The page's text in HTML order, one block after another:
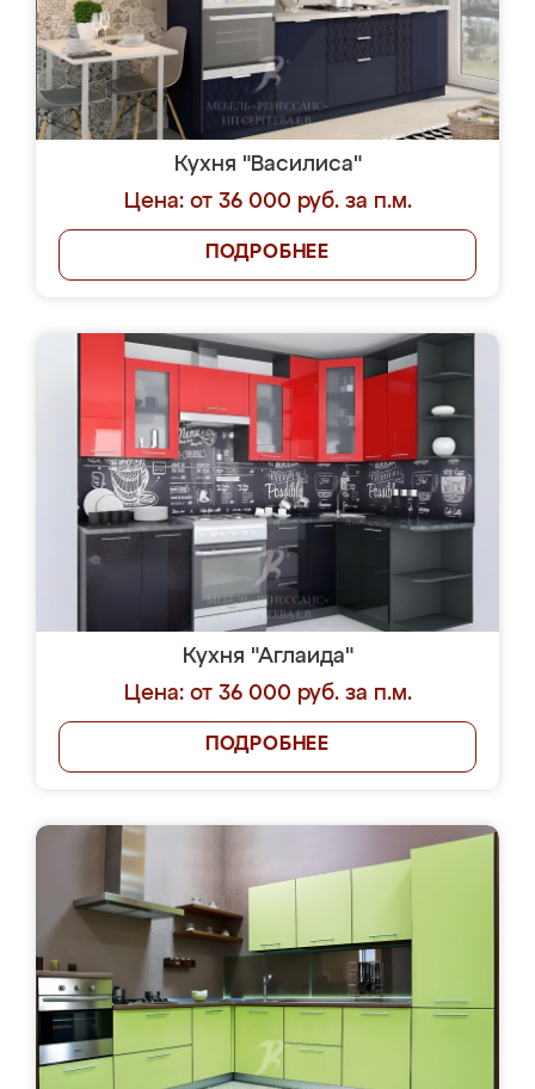
Кухня "Василиса"
Цена: от 36 000 руб. за п.м.
ПОДРОБНЕЕ
Кухня "Аглаида"
Цена: от 36 000 руб. за п.м.
ПОДРОБНЕЕ